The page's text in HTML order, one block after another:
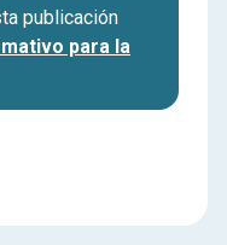
publicación
para la